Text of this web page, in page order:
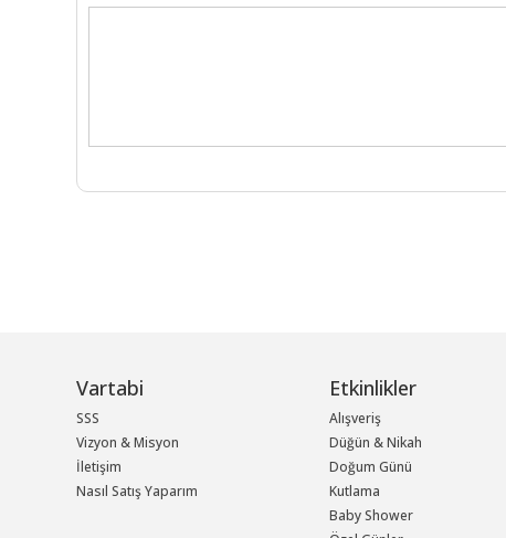
Vartabi
SSS
Vizyon & Misyon
İletişim
Nasıl Satış Yaparım
Etkinlikler
Alışveriş
Düğün & Nikah
Doğum Günü
Kutlama
Baby Shower